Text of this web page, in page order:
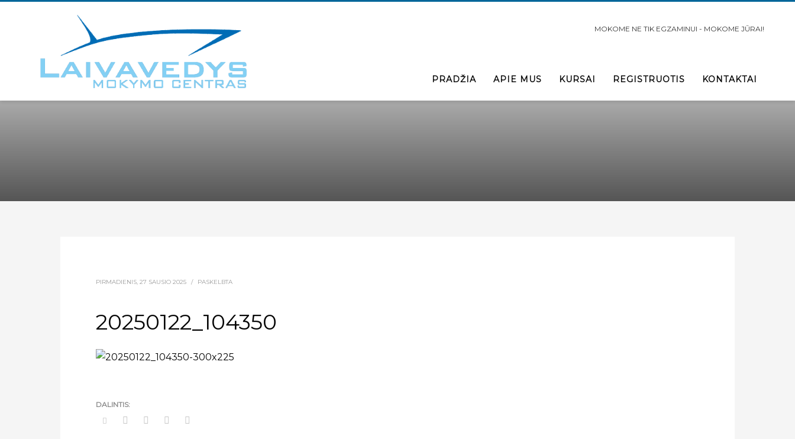
MOKOME NE TIK EGZAMINUI - MOKOME JŪRAI!
PRADŽIA APIE MUS KURSAI REGISTRUOTIS KONTAKTAI
PIRMADIENIS, 27 SAUSIO 2025 / PASKELBTA
20250122_104350